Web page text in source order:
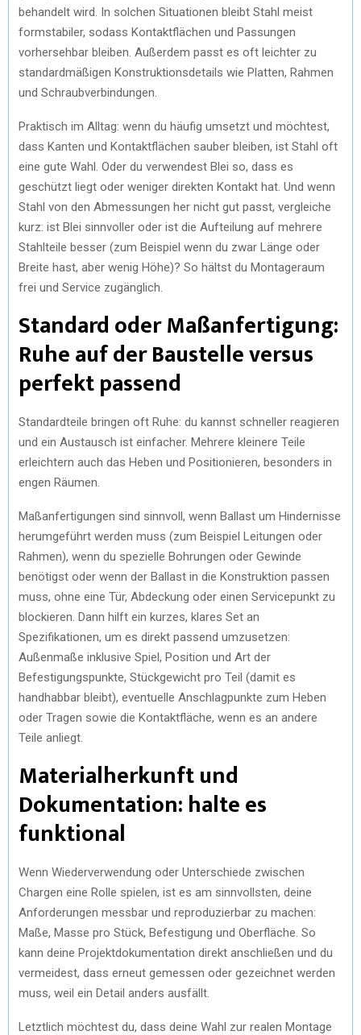
behandelt wird. In solchen Situationen bleibt Stahl meist
formstabiler, sodass Kontaktflächen und Passungen
vorhersehbar bleiben. Außerdem passt es oft leichter zu
standardmäßigen Konstruktionsdetails wie Platten, Rahmen
und Schraubverbindungen.
Praktisch im Alltag: wenn du häufig umsetzt und möchtest,
dass Kanten und Kontaktflächen sauber bleiben, ist Stahl oft
eine gute Wahl. Oder du verwendest Blei so, dass es
geschützt liegt oder weniger direkten Kontakt hat. Und wenn
Stahl von den Abmessungen her nicht gut passt, vergleiche
kurz: ist Blei sinnvoller oder ist die Aufteilung auf mehrere
Stahlteile besser (zum Beispiel wenn du zwar Länge oder
Breite hast, aber wenig Höhe)? So hältst du Montageraum
frei und Service zugänglich.
Standard oder Maßanfertigung:
Ruhe auf der Baustelle versus
perfekt passend
Standardteile bringen oft Ruhe: du kannst schneller reagieren
und ein Austausch ist einfacher. Mehrere kleinere Teile
erleichtern auch das Heben und Positionieren, besonders in
engen Räumen.
Maßanfertigungen sind sinnvoll, wenn Ballast um Hindernisse
herumgeführt werden muss (zum Beispiel Leitungen oder
Rahmen), wenn du spezielle Bohrungen oder Gewinde
benötigst oder wenn der Ballast in die Konstruktion passen
muss, ohne eine Tür, Abdeckung oder einen Servicepunkt zu
blockieren. Dann hilft ein kurzes, klares Set an
Spezifikationen, um es direkt passend umzusetzen:
Außenmaße inklusive Spiel, Position und Art der
Befestigungspunkte, Stückgewicht pro Teil (damit es
handhabbar bleibt), eventuelle Anschlagpunkte zum Heben
oder Tragen sowie die Kontaktfläche, wenn es an andere
Teile anliegt.
Materialherkunft und
Dokumentation: halte es
funktional
Wenn Wiederverwendung oder Unterschiede zwischen
Chargen eine Rolle spielen, ist es am sinnvollsten, deine
Anforderungen messbar und reproduzierbar zu machen:
Maße, Masse pro Stück, Befestigung und Oberfläche. So
kann deine Projektdokumentation direkt anschließen und du
vermeidest, dass erneut gemessen oder gezeichnet werden
muss, weil ein Detail anders ausfällt.
Letztlich möchtest du, dass deine Wahl zur realen Montage